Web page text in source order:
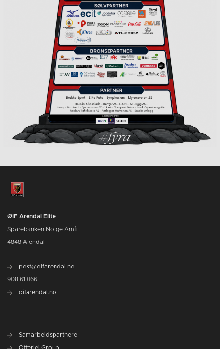
ØIF Arendal Elite
Sparebanken Norge Amfi
4848 Arendal
post@oifarendal.no
908 61 066
oifarendal.no
Samarbeidspartnere
Otterlei Group